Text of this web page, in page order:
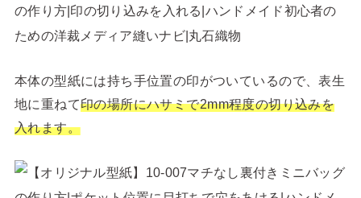
本体の型紙には持ち手位置の印がついているので、表生
地に重ねて印の場所にハサミで2mm程度の切り込みを
入れます。